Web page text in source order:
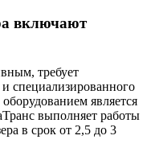
включают
требует
специализированного
является
выполняет работы
в срок от 2,5 до 3